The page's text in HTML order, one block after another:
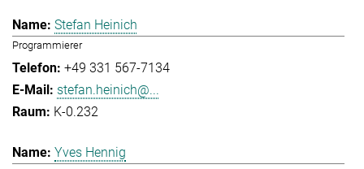
Stefan Heinich
Programmierer
+49 331 567-7134
stefan.heinich@...
K-0.232
Yves Hennig